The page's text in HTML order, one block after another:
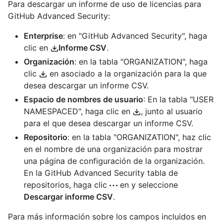
Para descargar un informe de uso de licencias para
GitHub Advanced Security:
Enterprise: en "GitHub Advanced Security", haga
clic en
Informe CSV.
Organización: en la tabla "ORGANIZATION", haga
clic
en asociado a la organización para la que
desea descargar un informe CSV.
Espacio de nombres de usuario: En la tabla "USER
NAMESPACED", haga clic en
, junto al usuario
para el que desea descargar un informe CSV.
Repositorio: en la tabla "ORGANIZATION", haz clic
en el nombre de una organización para mostrar
una página de configuración de la organización.
En la GitHub Advanced Security tabla de
repositorios, haga clic
en y seleccione
Descargar informe CSV.
Para más información sobre los campos incluidos en